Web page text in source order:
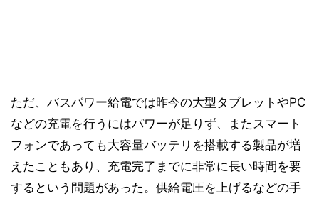
ただ、バスパワー給電では昨今の大型タブレットやPC
などの充電を行うにはパワーが足りず、またスマート
フォンであっても大容量バッテリを搭載する製品が増
えたこともあり、充電完了までに非常に長い時間を要
するという問題があった。供給電圧を上げるなどの手